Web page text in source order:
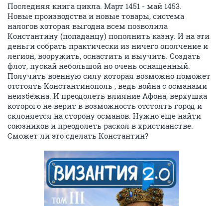
Последняя книга цикла. Март 1451 - май 1453.
Новые производства и новые товары, система
налогов которая выгодна всем позволила
Константину (попаданцу) пополнить казну. И на эти
деньги собрать практически из ничего ополчение и
легион, вооружить, оснастить и выучить. Создать
флот, пускай небольшой но очень оснащенный.
Получить военную силу которая возможно поможет
отстоять Константинополь , ведь война с османами
неизбежна. И преодолеть влияние Афона, верхушка
которого не верит в возможность отстоять город и
склоняется на сторону османов. Нужно еще найти
союзников и преодолеть раскол в христианстве.
Сможет ли это сделать Константин?